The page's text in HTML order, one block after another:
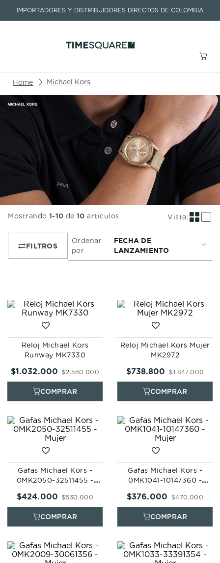
IMPORTADORES Y DISTRIBUIDORES DIRECTOS DE COLOMBIA
Buscar un producto o artículo
Michael Kors
Mostrando 1-10 de 10 artículos
Ordenar
por
FECHA DE
LANZAMIENTO
Reloj Michael Kors
Runway MK7330
$2.580.000
$1 .032.000
Reloj Michael Kors Mujer
MK2972
$1.847.000
$738.800
Gafas Michael Kors -
0MK2050-32511455 -
$530.000
$424.000
Gafas Michael Kors -
0MK1041-10147360 -
$470.000
$376.000
TÉRMINOS MÁS BUSCADOS
seastar
2.
aviation
3.
integral
tissot
longines
8.
hamilton
9.
mido